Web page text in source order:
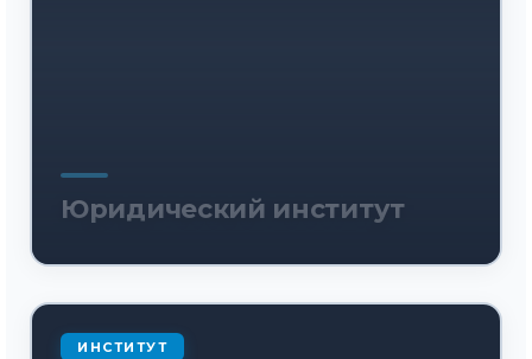
Юридический институт
ИНСТИТУТ